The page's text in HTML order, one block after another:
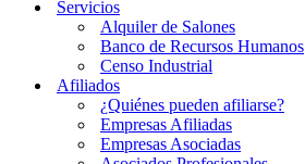
Servicios
Alquiler de Salones
Banco de Recursos Humanos
Censo Industrial
Afiliados
¿Quiénes pueden afiliarse?
Empresas Afiliadas
Empresas Asociadas